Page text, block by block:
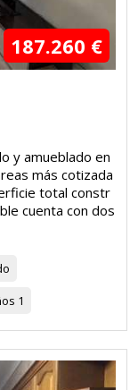
187.260 €
y amueblado en
más cotizada
total constr
cuenta con dos
1